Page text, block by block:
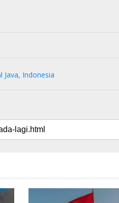
Java, Indonesia